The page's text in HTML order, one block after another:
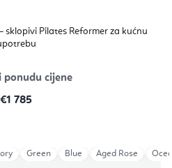
sklopivi Pilates Reformer za kućnu
cijene
€1 785
Green Blue Aged Rose